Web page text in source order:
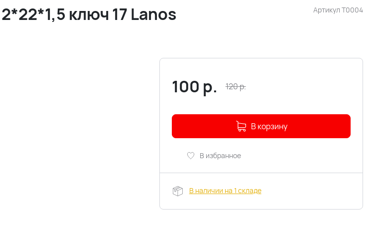
Артикул T0004
ключ 17 Lanos
100 р. 120р.
В корзину
В избранное
В наличии на 1 складе